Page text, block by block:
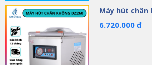
Máy hút chân
6.720.000 đ